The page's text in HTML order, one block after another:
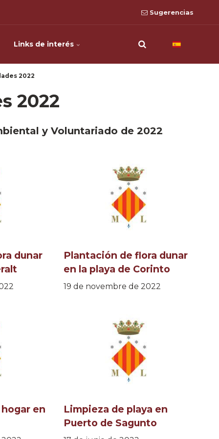
Sugerencias
Links de interés
2022
2022
y Voluntariado de 2022
dunar
Plantación de flora dunar
en la playa de Corinto
19 de novembre de 2022
en
Limpieza de playa en
Puerto de Sagunto